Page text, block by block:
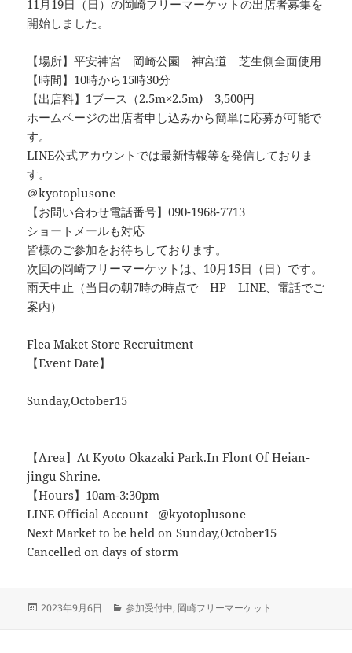
11月19日（日）の岡崎フリーマーケットの出店者募集を
開始しました。
【場所】平安神宮 岡崎公園 神宮道 芝生側全面使用
【時間】10時から15時30分
【出店料】1ブース（2.5m×2.5m) 3,500円
ホームページの出店者申し込みから簡単に応募が可能で
す。
LINE公式アカウントでは最新情報等を発信しておりま
す。
＠kyotoplusone
【お問い合わせ電話番号】090-1968-7713
ショートメールも対応
皆様のご参加をお待ちしております。
次回の岡崎フリーマーケットは、10月15日（日）です。
雨天中止（当日の朝7時の時点で HP LINE、電話でご
案内）
Flea Maket Store Recruitment
【Event Date】
Sunday,October15
【Area】At Kyoto Okazaki Park.In Flont Of Heian-
jingu Shrine.
【Hours】10am-3:30pm
LINE Official Account @kyotoplusone
Next Market to be held on Sunday,October15
Cancelled on days of storm
投
2023年9月6日
カ
参加受付中, 岡崎フリーマーケット